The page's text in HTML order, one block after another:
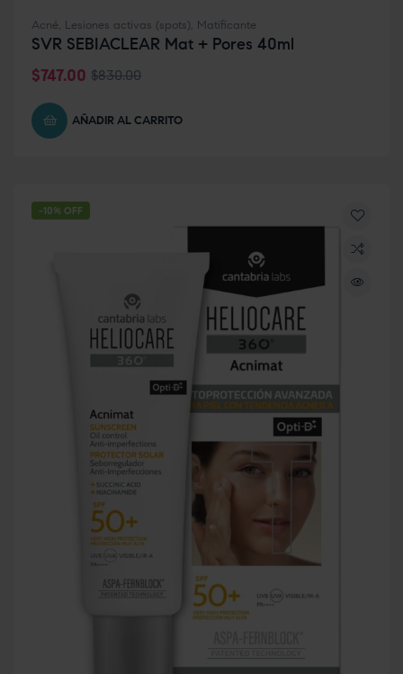
Acné, Lesiones activas (spots), Matificante
SVR SEBIACLEAR Mat + Pores 40ml
$830.00
$747.00
AÑADIR AL CARRITO
-10% OFF